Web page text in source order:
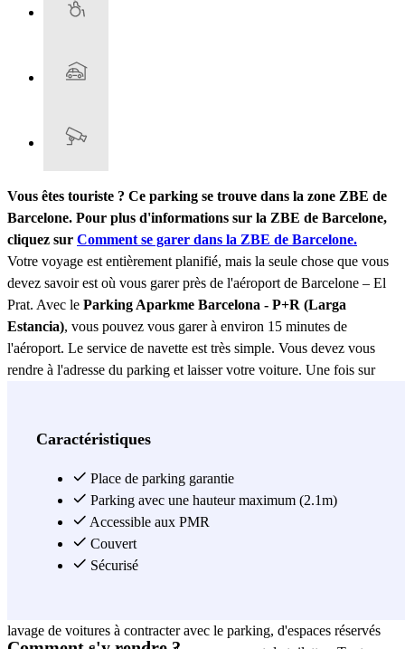
Vous êtes touriste ? Ce parking se trouve dans la zone ZBE de
Barcelone. Pour plus d'informations sur la ZBE de Barcelone,
cliquez sur Comment se garer dans la ZBE de Barcelone.
Votre voyage est entièrement planifié, mais la seule chose que vous
devez savoir est où vous garer près de l'aéroport de Barcelone – El
Prat. Avec le Parking Aparkme Barcelona - P+R (Larga
Estancia), vous pouvez vous garer à environ 15 minutes de
l'aéroport. Le service de navette est très simple. Vous devez vous
rendre à l'adresse du parking et laisser votre voiture. Une fois sur
nombre maximum de personnes est de 4. Au retour, une fois arrivé à
le bon et la navette privée viendra vous chercher pour vous ramener
au parking. Il s'agit d'un parking surveillé situé à seulement 10
minutes de l'aéroport de Barcelone - El Prat, dans le parking de Fira.
Son horaire est assez long, vous n'aurez donc aucun problème si
votre vol part très tôt. De plus, si votre vol est retardé, ce temps
lavage de voitures à contracter avec le parking, d'espaces réservés
Caractéristiques
Place de parking garantie
Parking avec une hauteur maximum (2.1m)
Accessible aux PMR
Couvert
Sécurisé